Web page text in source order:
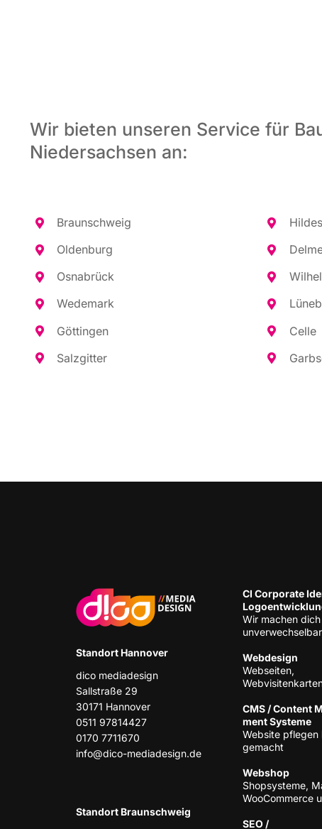
Wir bieten unseren Service für
Niedersachsen an:
Braun­schweig
Olden­burg
Osna­brück
Wede­mark
Göt­tin­gen
Salz­git­ter
Cel­le
Stand­ort Hannover
dico media­de­sign
Sall­stra­ße 29
30171 Han­no­ver
0511 97814427
0170 7711670
info@dico-mediadesign.de
Stand­ort Braunschweig
CI Cor­po­ra­te
Wir machen dich
unverwechselbar
Web­de­sign
Web­sei­ten,
CMS / Con­tent
ment Systeme
Web­site pfle­gen
gemacht
Web­shop
Shop­sys­te­me,
Woo­Com­mer­ce
SEO /